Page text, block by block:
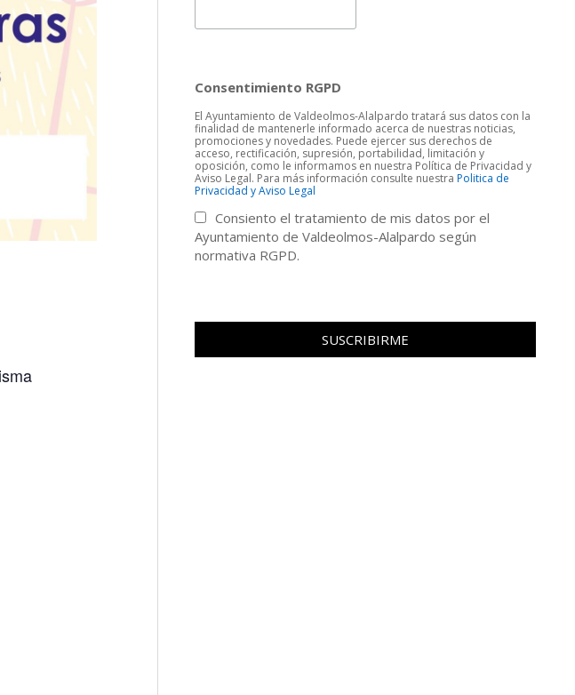
Consentimiento RGPD
El Ayuntamiento de Valdeolmos-Alalpardo tratará sus datos con la
finalidad de mantenerle informado acerca de nuestras noticias,
promociones y novedades. Puede ejercer sus derechos de
acceso, rectificación, supresión, portabilidad, limitación y
oposición, como le informamos en nuestra Política de Privacidad y
Aviso Legal. Para más información consulte nuestraPolitica de
Privacidad y Aviso Legal
Consiento el tratamiento de mis datos por el
Ayuntamiento de Valdeolmos-Alalpardo según
normativa RGPD.